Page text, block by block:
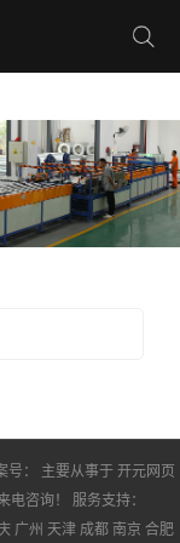
号： 主要从事于 开元网页
电咨询！ 服务支持：
广州 天津 成都 南京 合肥